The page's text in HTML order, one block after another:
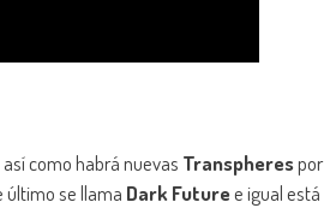
como habrá nuevas Transpherespor
último se llama Dark Futuree igual está